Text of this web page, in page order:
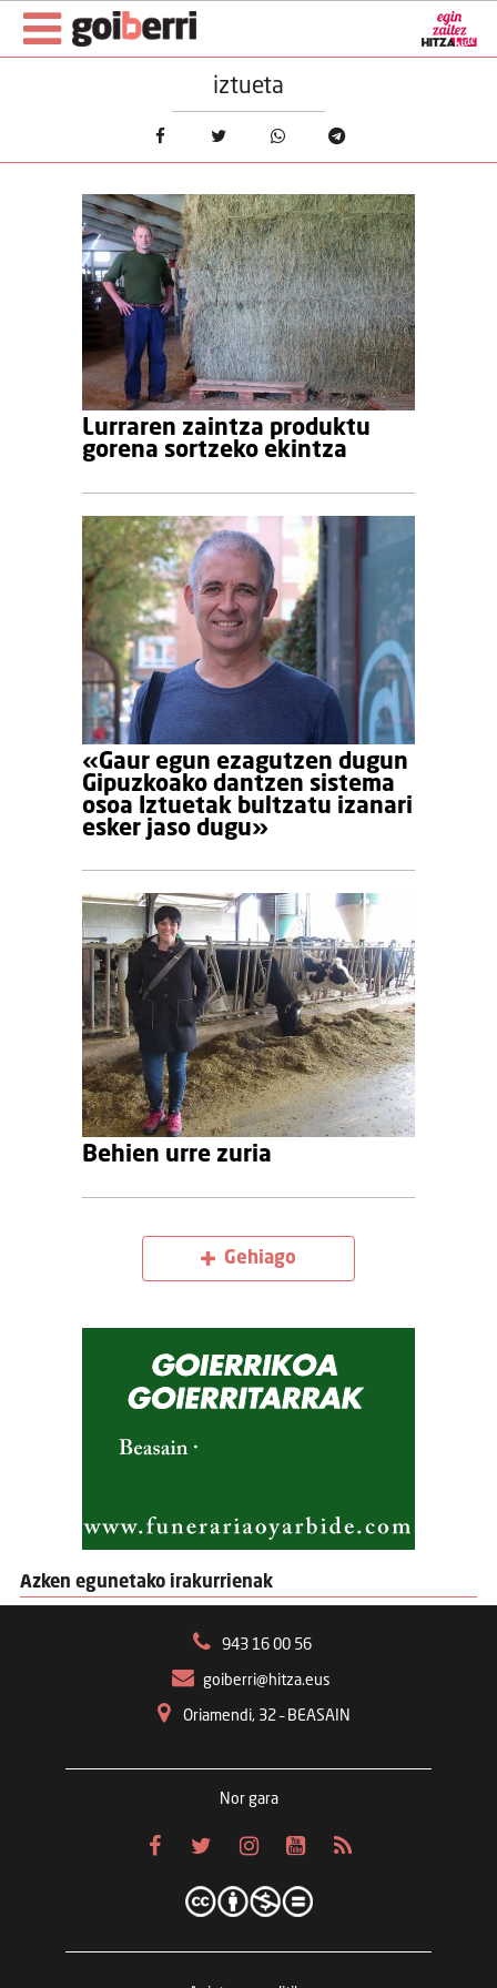
iztueta
Lurraren zaintza produktu
gorena sortzeko ekintza
«Gaur egun ezagutzen dugun
Gipuzkoako dantzen sistema
osoa Iztuetak bultzatu izanari
esker jaso dugu»
Behien urre zuria
Gehiago
Azken egunetako irakurrienak
943 16 00 56
goiberri@hitza.eus
Oriamendi, 32 – BEASAIN
Nor gara